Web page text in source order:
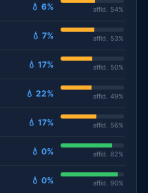
💧 6% affid. 54%
💧 7% affid. 53%
💧 17% affid. 50%
💧 22% affid. 49%
💧 17% affid. 56%
💧 0% affid. 82%
💧 0% affid. 90%